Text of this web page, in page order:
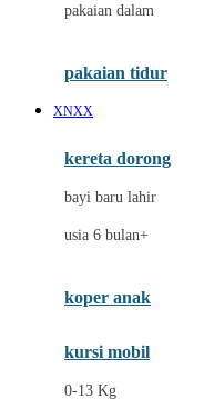
Drew
E
ELC
Ergobaby
Ezyroller
F
pakaian dalam
pakaian tidur
XNXX
kereta dorong
bayi baru lahir
usia 6 bulan+
koper anak
kursi mobil
0-13 Kg